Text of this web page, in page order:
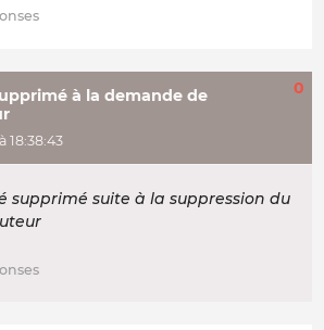
à la demande de
18:38:43
0
supprimé suite à la suppression du